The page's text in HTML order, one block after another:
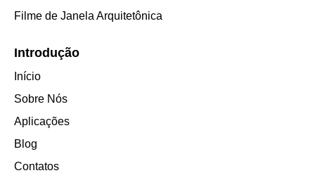
Filme de Janela Arquitetônica
Introdução
Início
Sobre Nós
Aplicações
Blog
Contatos